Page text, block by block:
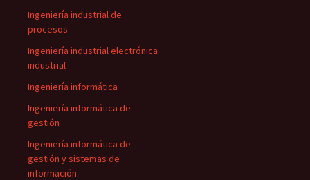
Ingeniería industrial de
procesos
Ingeniería industrial electrónica
industrial
Ingeniería informática
Ingeniería informática de
gestión
Ingeniería informática de
gestión y sistemas de
información